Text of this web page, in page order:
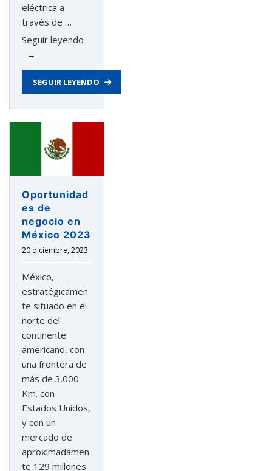
eléctrica a
través de …
Seguir leyendo
negocio
en
Colombia
2023»
SEGUIR LEYENDO
Oportunidad
es de
negocio en
México 2023
20 diciembre, 2023
México,
estratégicamen
te situado en el
norte del
continente
americano, con
una frontera de
más de 3.000
Km. con
Estados Unidos,
y con un
mercado de
aproximadamen
te 129 millones